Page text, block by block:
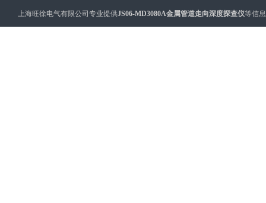
上海旺徐电气有限公司专业提供JS06-MD3080A金属管道走向深度探查仪等信